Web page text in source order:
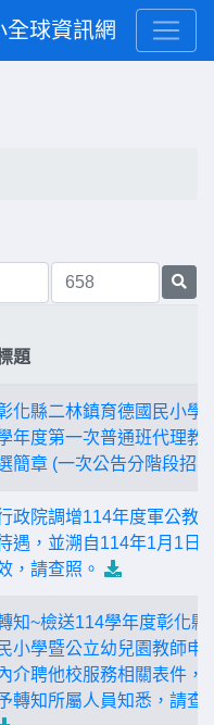
球資訊網
題
化縣二林鎮育德國民小學
年度第一次普通班代理教
簡章 (一次公告分階段招
政院調增114年度軍公教
遇，並溯自114年1月1日
，請查照。
知~檢送114學年度彰化縣
民小學暨公立幼兒園教師申
介聘他校服務相關表件，
轉知所屬人員知悉，請查